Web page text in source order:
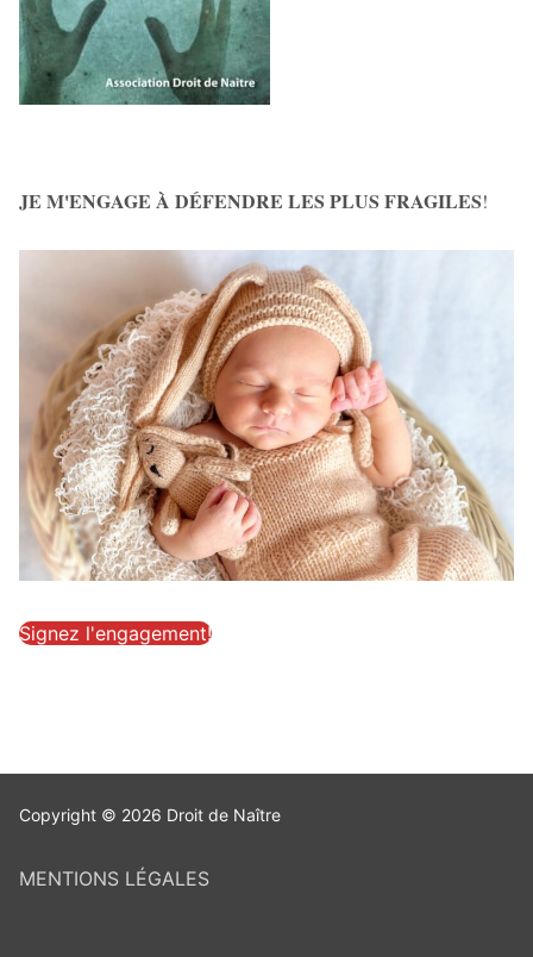
JE M'ENGAGE À DÉFENDRE LES PLUS FRAGILES!
Signez l'engagement!
Copyright © 2026 Droit de Naître
MENTIONS LÉGALES